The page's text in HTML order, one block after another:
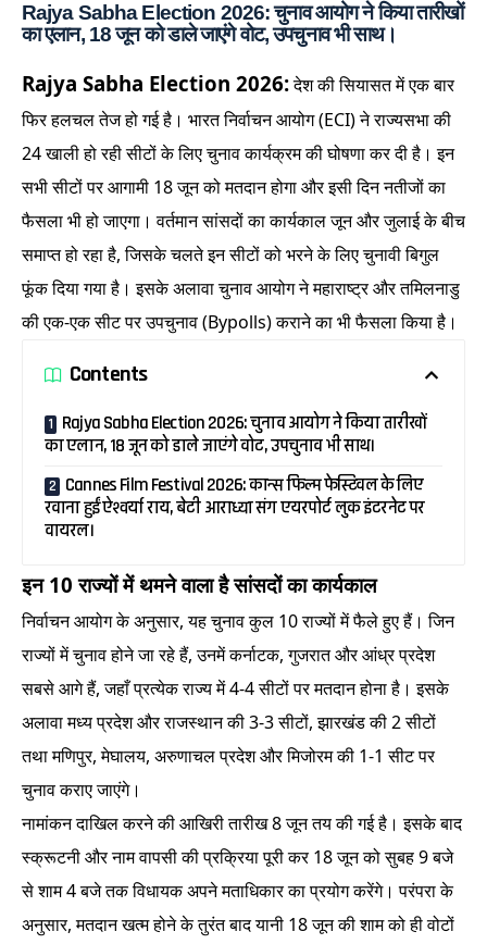
Rajya Sabha Election 2026: चुनाव आयोग ने किया तारीखों
का एलान, 18 जून को डाले जाएंगे वोट, उपचुनाव भी साथ।
Rajya Sabha Election 2026:देश की सियासत में एक बार
फिर हलचल तेज हो गई है। भारत निर्वाचन आयोग (ECI) ने राज्यसभा की
24 खाली हो रही सीटों के लिए चुनाव कार्यक्रम की घोषणा कर दी है। इन
सभी सीटों पर आगामी 18 जून को मतदान होगा और इसी दिन नतीजों का
फैसला भी हो जाएगा। वर्तमान सांसदों का कार्यकाल जून और जुलाई के बीच
समाप्त हो रहा है, जिसके चलते इन सीटों को भरने के लिए चुनावी बिगुल
फूंक दिया गया है। इसके अलावा चुनाव आयोग ने महाराष्ट्र और तमिलनाडु
की एक-एक सीट पर उपचुनाव (Bypolls) कराने का भी फैसला किया है।
Contents
Rajya Sabha Election 2026: चुनाव आयोग ने किया तारीखों
का एलान, 18 जून को डाले जाएंगे वोट, उपचुनाव भी साथ।
Cannes Film Festival 2026: कान्स फिल्म फेस्टिवल के लिए
रवाना हुईं ऐश्वर्या राय, बेटी आराध्या संग एयरपोर्ट लुक इंटरनेट पर
वायरल।
इन 10 राज्यों में थमने वाला है सांसदों का कार्यकाल
निर्वाचन आयोग के अनुसार, यह चुनाव कुल 10 राज्यों में फैले हुए हैं। जिन
राज्यों में चुनाव होने जा रहे हैं, उनमें कर्नाटक, गुजरात और आंध्र प्रदेश
सबसे आगे हैं, जहाँ प्रत्येक राज्य में 4-4 सीटों पर मतदान होना है। इसके
अलावा मध्य प्रदेश और राजस्थान की 3-3 सीटों, झारखंड की 2 सीटों
तथा मणिपुर, मेघालय, अरुणाचल प्रदेश और मिजोरम की 1-1 सीट पर
चुनाव कराए जाएंगे।
नामांकन दाखिल करने की आखिरी तारीख 8 जून तय की गई है। इसके बाद
स्क्रूटनी और नाम वापसी की प्रक्रिया पूरी कर 18 जून को सुबह 9 बजे
से शाम 4 बजे तक विधायक अपने मताधिकार का प्रयोग करेंगे। परंपरा के
अनुसार, मतदान खत्म होने के तुरंत बाद यानी 18 जून की शाम को ही वोटों